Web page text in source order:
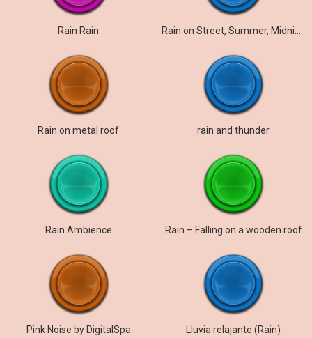
Rain Rain
Rain on metal roof rain and thunder
Rain Ambience Rain – Falling on a wooden roof
Pink Noise by DigitalSpa Lluvia relajante (Rain)